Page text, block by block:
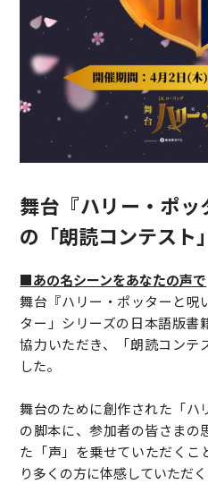
舞台『ハリー・ポ
の「朗読コンテスト
■あの名シーンをあなたの声で
舞台『ハリー・ポッターと呪
ター」シリーズの日本語版書
協力いただき、「朗読コンテ
した。
舞台のために創作された「ハ
の脚本に、参加者の皆さまの
た「声」を乗せていただくこ
り多くの方に体感していただ